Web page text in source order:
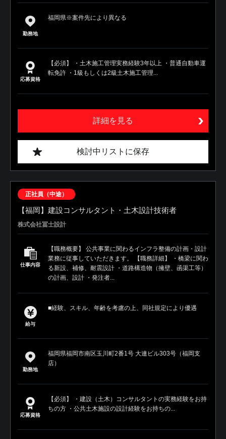
勤務地
福岡県※案件先により異なる
応募資格
【必須】 ・土木施工管理実務経験3年以上 ・普通自動車運
転免許 ・1級もしくは2級土木施工管理...
詳細を見る
検討中リストに保存
正社員（中途）
【福岡】建設コンサルタント・土木設計技術者
株式会社冨士設計
仕事内容
【職務概要】 公共事業に関わるインフラ整備の計画・設計
業務に従事していただきます。 【職務詳細】 ・橋梁に関わ
る新設、補修、耐震設計 ・道路構造物（擁壁、函渠工等）
の計画、設計 ・発注者...
給与
■経験、スキル、年齢を考慮の上、同社規定により優遇
勤務地
福岡県福岡市南区玉川町2番1号 大連ビル303号（福岡支
店）
応募資格
【必須】 ・建設（土木）コンサルタントの実務経験をお持
ちの方 ・公共土木施設の設計経験をお持ちの...